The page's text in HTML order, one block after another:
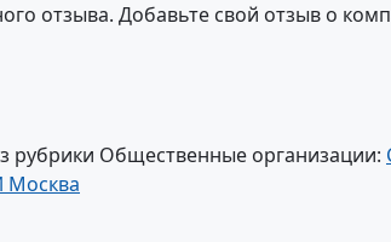
отзыва. Добавьте свой отзыв о
рубрики Общественные организации: